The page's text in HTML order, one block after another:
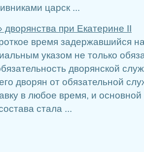
царск ...
дворянства при Екатерине II
время задержавшийся
указом не только
дворянской
дворян от обязательной
в любое время, и
стала ...